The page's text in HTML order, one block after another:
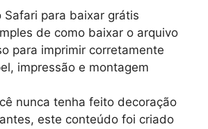
Safari para baixar grátis
de como baixar o arquivo
para imprimir corretamente
impressão e montagem
nunca tenha feito decoração
este conteúdo foi criado